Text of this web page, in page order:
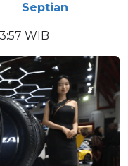
Septian
WIB